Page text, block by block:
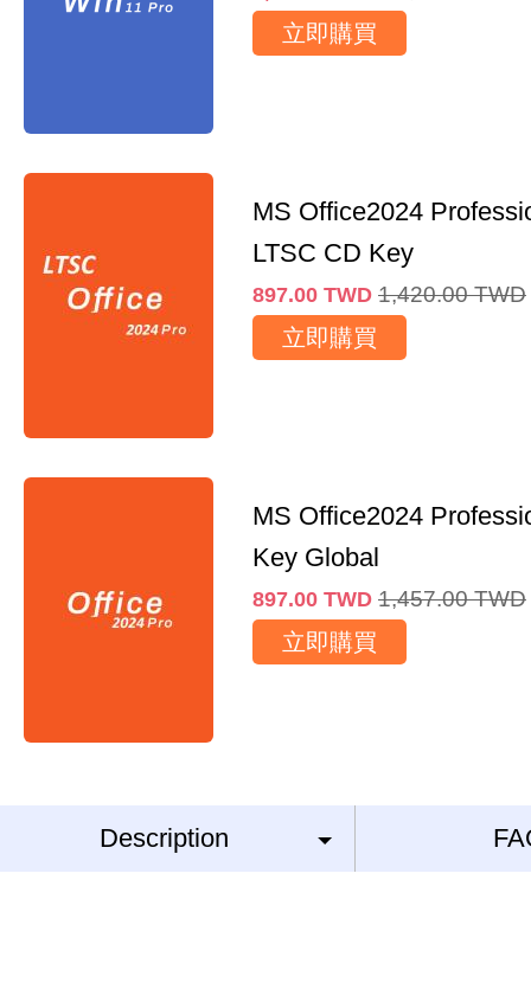
立即購買
MS Office2024
LTSC CD Key
897.00 TWD 1,420.00 TWD
立即購買
MS Office2024
Key Global
897.00 TWD 1,457.00 TWD
立即購買
Description